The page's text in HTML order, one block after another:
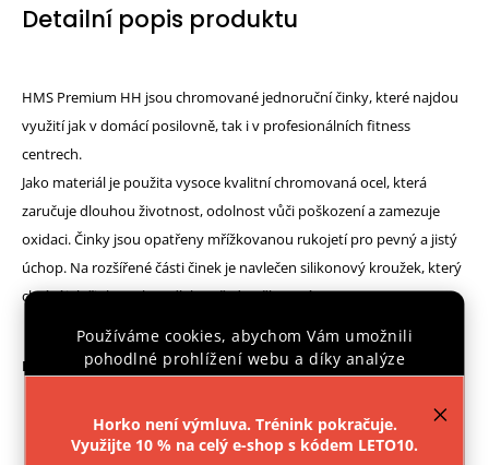
Používáme cookies, abychom Vám umožnili
pohodlné prohlížení webu a díky analýze
provozu webu neustále zlepšovali jeho funkce,
Nastavení
Horko není výmluva. Trénink pokračuje.
Využijte 10 % na celý e-shop s kódem LETO10.
Detailní popis produktu
HMS Premium HH jsou chromované jednoruční činky, které najdou
využití jak v domácí posilovně, tak i v profesionálních fitness
centrech.
Jako materiál je použita vysoce kvalitní chromovaná ocel, která
zaručuje dlouhou životnost, odolnost vůči poškození a zamezuje
oxidaci. Činky jsou opatřeny mřížkovanou rukojetí pro pevný a jistý
úchop. Na rozšířené části činek je navlečen silikonový kroužek, který
chrání jak činku, tak podlahu před poškozením.
Parametry:
Průměr úchopové části: 32 mm